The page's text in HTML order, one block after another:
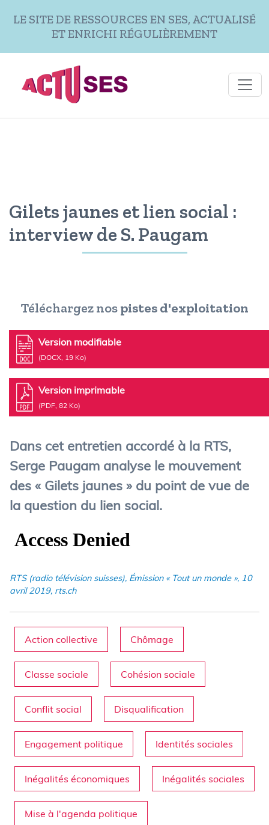
LE SITE DE RESSOURCES EN SES, ACTUALISÉ
ET ENRICHI RÉGULIÈREMENT
Gilets jaunes et lien social :
interview de S. Paugam
Téléchargez nospistes d'exploitation
Version modifiable
(DOCX, 19 Ko)
Version imprimable
(PDF, 82 Ko)
Dans cet entretien accordé à la RTS,
Serge Paugam analyse le mouvement
des « Gilets jaunes » du point de vue de
la question du lien social.
RTS (radio télévision suisses), Émission « Tout un monde », 10
avril 2019, rts.ch
Action collective Chômage
Classe sociale Cohésion sociale
Conflit social Disqualification
Engagement politique Identités sociales
Inégalités économiques Inégalités sociales
Mise à l'agenda politique